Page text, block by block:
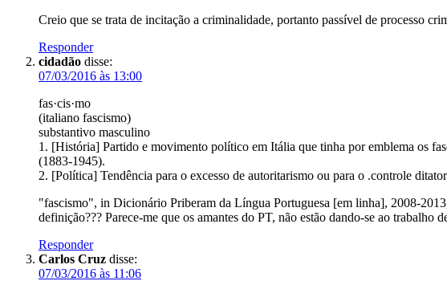
Creio que se trata de incitação a criminalidade, portanto passível de processo
Responder
cidadão disse:
07/03/2016 às 13:00
fas·cis·mo
(italiano fascismo)
substantivo masculino
1. [História] Partido e movimento político em Itália que tinha por emblema os
(1883-1945).
2. [Política] Tendência para o excesso de autoritarismo ou para o .controle
"fascismo", in Dicionário Priberam da Língua Portuguesa [em linha], 2008-
definição??? Parece-me que os amantes do PT, não estão dando-se ao trabalho
Responder
Carlos Cruz disse:
07/03/2016 às 11:06